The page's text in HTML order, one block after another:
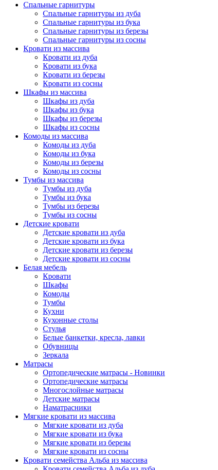
Спальные гарнитуры
Спальные гарнитуры из дуба
Спальные гарнитуры из бука
Спальные гарнитуры из березы
Спальные гарнитуры из сосны
Кровати из массива
Кровати из дуба
Кровати из бука
Кровати из березы
Кровати из сосны
Шкафы из массива
Шкафы из дуба
Шкафы из бука
Шкафы из березы
Шкафы из сосны
Комоды из массива
Комоды из дуба
Комоды из бука
Комоды из березы
Комоды из сосны
Тумбы из массива
Тумбы из дуба
Тумбы из бука
Тумбы из березы
Тумбы из сосны
Детские кровати
Детские кровати из дуба
Детские кровати из бука
Детские кровати из березы
Детские кровати из сосны
Белая мебель
Кровати
Шкафы
Комоды
Тумбы
Кухни
Кухонные столы
Стулья
Белые банкетки, кресла, лавки
Обувницы
Зеркала
Матрасы
Ортопедические матрасы - Новинки
Ортопедические матрасы
Многослойные матрасы
Детские матрасы
Наматрасники
Мягкие кровати из массива
Мягкие кровати из дуба
Мягкие кровати из бука
Мягкие кровати из березы
Мягкие кровати из сосны
Кровати семейства Альба из массива